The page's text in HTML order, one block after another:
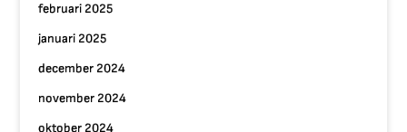
februari 2025
januari 2025
december 2024
november 2024
oktober 2024